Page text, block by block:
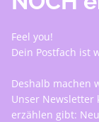
Feel you!
Dein Postfach ist
Deshalb machen
Unser Newsletter
erzählen gibt: